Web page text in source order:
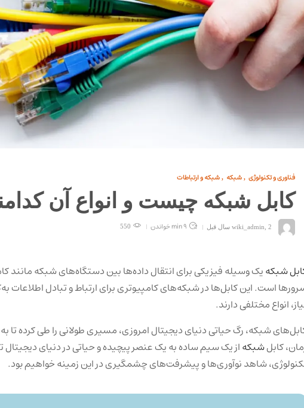
فناوری و تکنولوژی , شبکه , شبکه و ارتباطات
کابل شبکه چیست و انواع آن
wiki_admin ,2 سال قبل 9 min خواندن 550
شبکهیک وسیله فیزیکی برای انتقال داده‌ها بین دستگاه‌های شبکه مانند
است. این کابل‌ها در شبکه‌های کامپیوتری برای ارتباط و تبادل اطلاعات
انواع مختلفی دارند.
شبکه، رگ حیاتی دنیای دیجیتال امروزی، مسیری طولانی را طی کرده تا
کابلشبکهاز یک سیم ساده به یک عنصر پیچیده و حیاتی در دنیای
شاهد نوآوری‌ها و پیشرفت‌های چشمگیری در این زمینه خواهیم بود.